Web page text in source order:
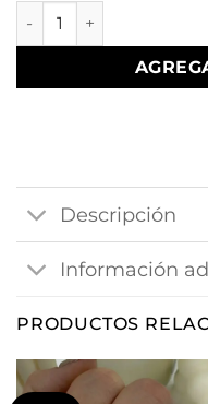
argollas con dije
Descripción
Información
PRODUCTOS